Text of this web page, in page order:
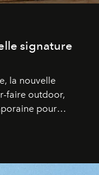
signature
la nouvelle
faire outdoor,
pour